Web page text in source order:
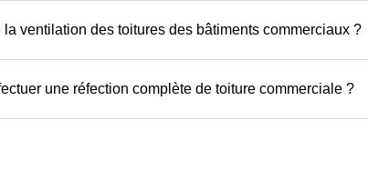
ventilation des toitures des bâtiments commerciaux ?
une réfection complète de toiture commerciale ?